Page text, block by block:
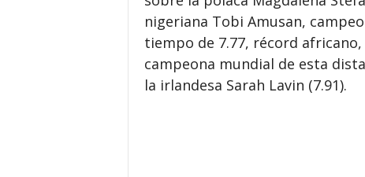
nigeriana Tobi Amusan,
tiempo de 7.77, récord
campeona mundial de esta
la irlandesa Sarah Lavin (7.91).